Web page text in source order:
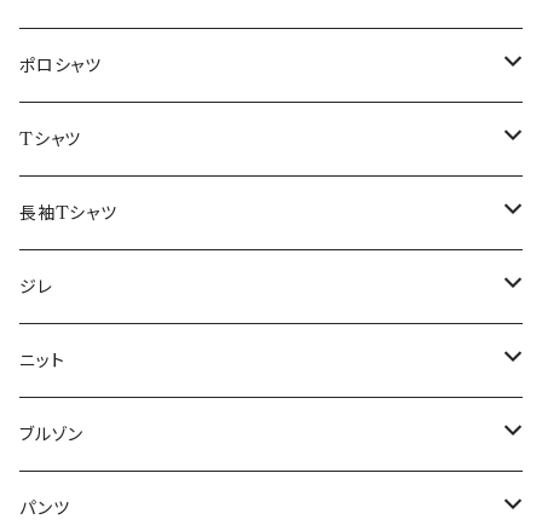
48/L
50/XL～
46/M
48/L
50/XL～
～44/S
46/M
48/L
50/XL～
ポロシャツ
～44/S
46/M
48/L
50/XL～
Tシャツ
～44/S
46/M
48/L
50/XL～
長袖Tシャツ
～44/S
46/M
48/L
50/XL～
ジレ
～44/S
46/M
48/L
ニット
～44/S
46/M
ブルゾン
～44/S
パンツ